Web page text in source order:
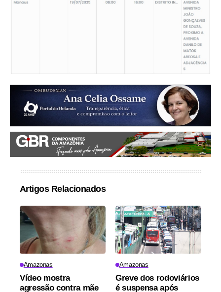
Artigos Relacionados
Amazonas
Vídeo mostra
agressão contra mãe
Amazonas
Greve dos rodoviários
é suspensa após